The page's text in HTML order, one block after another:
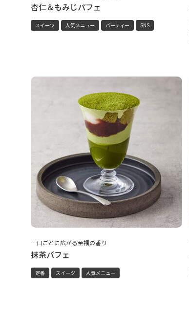
杏仁＆もみじパフェ
スイーツ 人気メニュー パーティー SNS
一口ごとに広がる至福の香り
抹茶パフェ
定番 スイーツ 人気メニュー